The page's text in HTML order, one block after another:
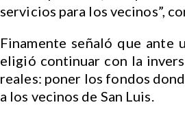
servicios para los vecinos”,
Finamente señaló que ante
eligió continuar con la
reales: poner los fondos
a los vecinos de San Luis.